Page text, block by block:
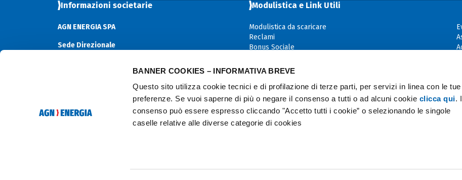
BANNER COOKIES – INFORMATIVA BREVE
Questo sito utilizza cookie tecnici e di profilazione di terze parti, per servizi in linea con le tue
preferenze. Se vuoi saperne di più o negare il consenso a tutti o ad alcuni cookie clicca qui.
consenso può essere espresso cliccando "Accetto tutti i cookie” o selezionando le singole
caselle relative alle diverse categorie di cookies
Informazioni societarie
AGN ENERGIA SPA
Sede Direzionale
P. Iva
Modulistica e Link Utili
Modulistica da scaricare
Reclami
Bonus Sociale
Agevolazioni sisma